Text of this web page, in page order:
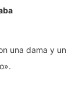
una dama y un